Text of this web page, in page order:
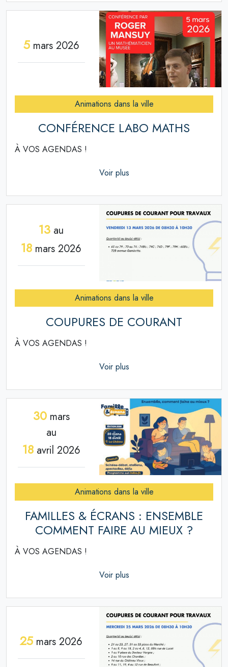
5mars 2026
Animations dans la ville
CONFÉRENCE LABO MATHS
À VOS AGENDAS !
Voir plus
13 au
18 mars 2026
Animations dans la ville
COUPURES DE COURANT
À VOS AGENDAS !
Voir plus
30mars
au
18avril 2026
Animations dans la ville
FAMILLES & ÉCRANS : ENSEMBLE
COMMENT FAIRE AU MIEUX ?
À VOS AGENDAS !
Voir plus
25 mars 2026